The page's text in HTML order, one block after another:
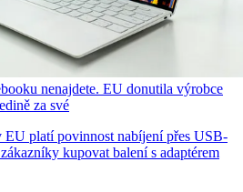
nenajdete. EU donutila výrobce
za své
EU platí povinnost nabíjení přes USB-
kupovat balení s adaptérem